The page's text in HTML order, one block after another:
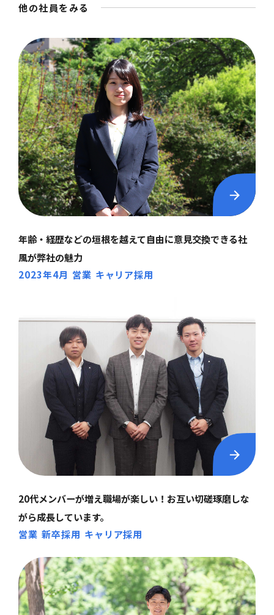
他の社員をみる
年齢・経歴などの垣根を越えて自由に意見交換できる社
風が弊社の魅力
2023年4月 営業 キャリア採用
20代メンバーが増え職場が楽しい！お互い切磋琢磨しな
がら成長しています。
営業 新卒採用 キャリア採用